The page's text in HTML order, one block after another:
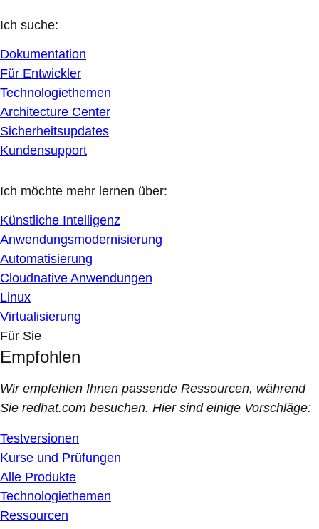
Ich suche:
Dokumentation
Für Entwickler
Technologiethemen
Architecture Center
Sicherheitsupdates
Kundensupport
Ich möchte mehr lernen über:
Künstliche Intelligenz
Anwendungsmodernisierung
Automatisierung
Cloudnative Anwendungen
Linux
Virtualisierung
Für Sie
Empfohlen
Wir empfehlen Ihnen passende Ressourcen, während
Sie redhat.com besuchen. Hier sind einige Vorschläge:
Testversionen
Kurse und Prüfungen
Alle Produkte
Technologiethemen
Ressourcen